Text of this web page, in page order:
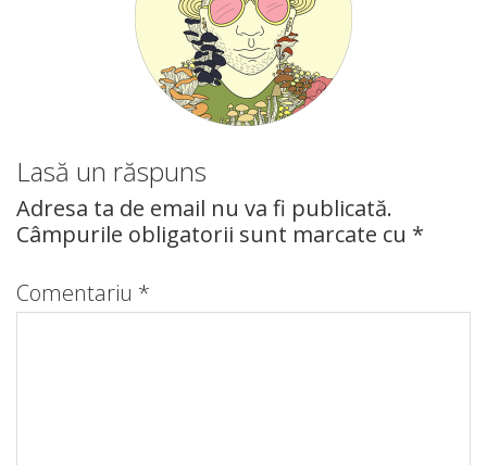
Lasă un răspuns
Adresa ta de email nu va fi publicată.
Câmpurile obligatorii sunt marcate cu *
Comentariu *